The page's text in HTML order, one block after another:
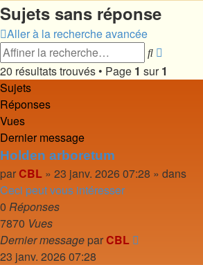
Sujets sans réponse
Aller à la recherche avancée
Rechercher
avancée
20 résultats trouvés • Page 1 sur1
Sujets
Réponses
Vues
Dernier message
Holden arboretum
parCBL » 23 janv. 2026 07:28 » dans
Ceci peut vous intéresser
0 Réponses
7870 Vues
Dernier message parCBL
23 janv. 2026 07:28